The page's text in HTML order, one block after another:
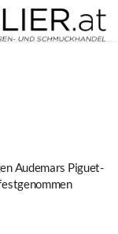
Audemars Piguet-